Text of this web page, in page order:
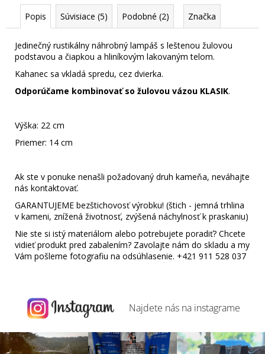
Popis Súvisiace (5) Podobné (2) Značka
Jedinečný rustikálny náhrobný lampáš s leštenou žulovou
podstavou a čiapkou a hliníkovým lakovaným telom.
Kahanec sa vkladá spredu, cez dvierka.
Odporúčame kombinovať so žulovou vázou KLASIK.
Výška: 22 cm
Priemer: 14 cm
Ak ste v ponuke nenašli požadovaný druh kameňa, neváhajte
nás kontaktovať.
GARANTUJEME bezštichovosť výrobku! (štich - jemná trhlina
v kameni, znížená životnosť, zvýšená náchylnosť k praskaniu)
Nie ste si istý materiálom alebo potrebujete poradiť? Chcete
vidieť produkt pred zabalením? Zavolajte nám do skladu a my
Vám pošleme fotografiu na odsúhlasenie. +421 911 528 037
Najdete nás na instagrame